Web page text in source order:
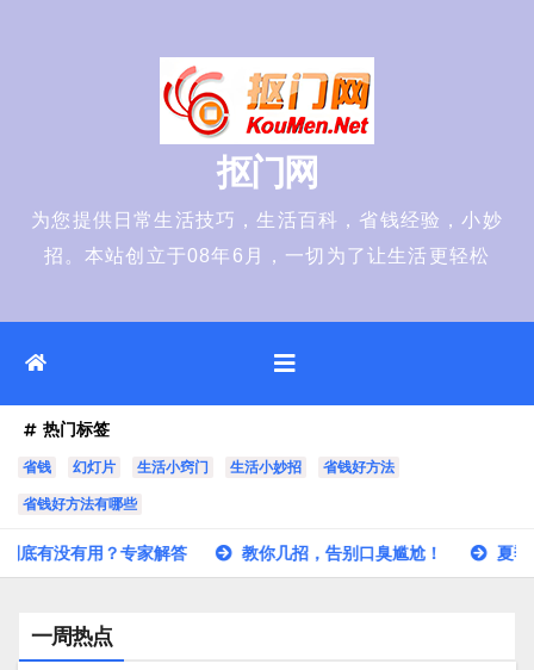
抠门网
为您提供日常生活技巧，生活百科，省钱经验，小妙
招。本站创立于08年6月，一切为了让生活更轻松
热门标签
省钱 幻灯片 生活小窍门 生活小妙招 省钱好方法
省钱好方法有哪些
用？专家解答 教你几招，告别口臭尴尬！ 夏季空调开多
一周热点